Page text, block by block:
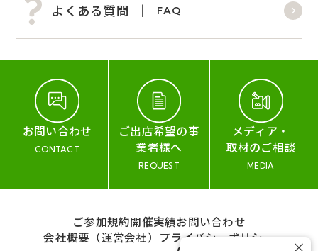
よくある質問 FAQ
お問い合わせ
CONTACT
ご出店希望の事
業者様へ
REQUEST
メディア・
取材のご相談
MEDIA
ご参加規約開催実績お問い合わせ
会社概要（運営会社） プライバシーポリシー
×